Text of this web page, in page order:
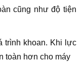
cũng như độ tiện
trình khoan. Khi lực
toàn hơn cho máy